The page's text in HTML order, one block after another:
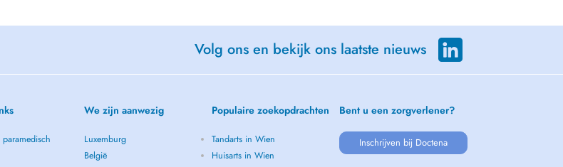
Volg ons en bekijk ons laatste nieuws
We zijn aanwezig
Luxemburg
België
Populaire zoekopdrachten
Tandarts in Wien
Huisarts in Wien
Bent u een zorgverlener?
Inschrijven bij Doctena